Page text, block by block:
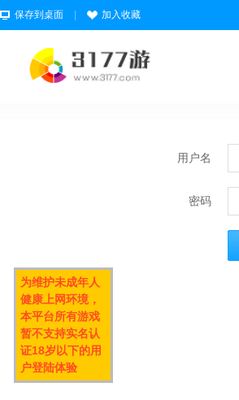
保存到桌面 加入收藏
用户名
密码
为维护未成年人
健康上网环境，
本平台所有游戏
暂不支持实名认
证18岁以下的用
户登陆体验